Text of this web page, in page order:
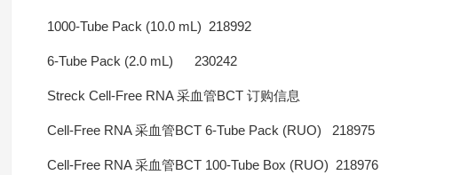
1000-Tube Pack (10.0 mL) 218992
6-Tube Pack (2.0 mL) 230242
Streck Cell-Free RNA 采血管BCT 订购信息
Cell-Free RNA 采血管BCT 6-Tube Pack (RUO) 218975
Cell-Free RNA 采血管BCT 100-Tube Box (RUO) 218976